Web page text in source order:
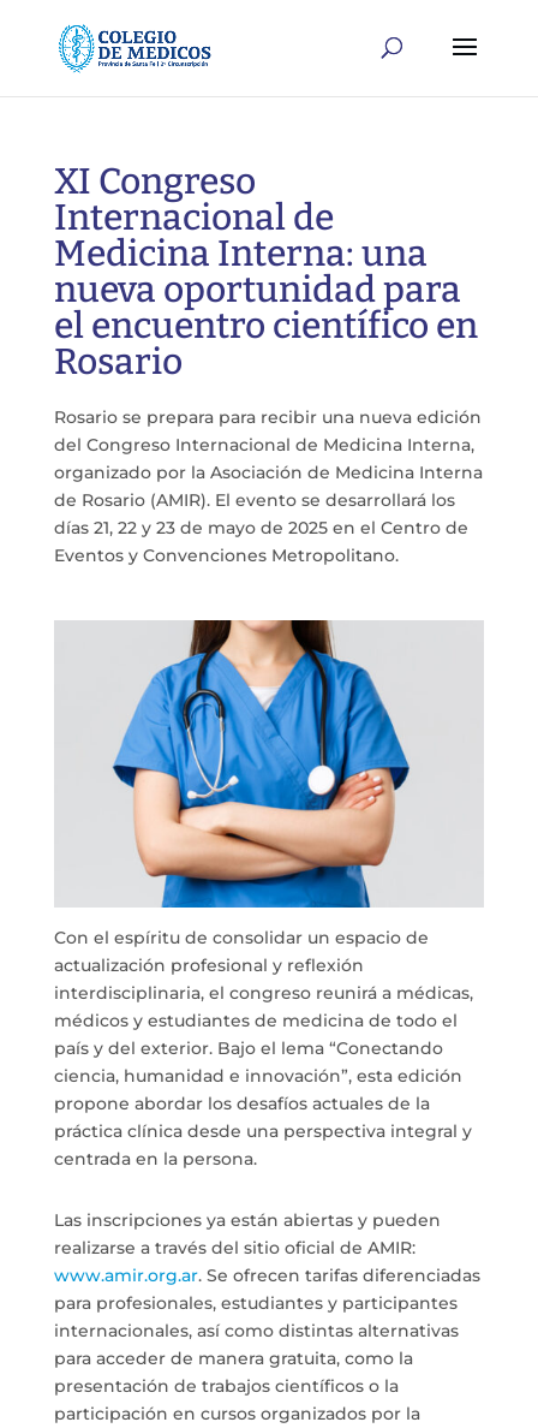
XI Congreso
Internacional de
Medicina Interna: una
nueva oportunidad para
el encuentro científico en
Rosario
Rosario se prepara para recibir una nueva edición
del Congreso Internacional de Medicina Interna,
organizado por la Asociación de Medicina Interna
de Rosario (AMIR). El evento se desarrollará los
días 21, 22 y 23 de mayo de 2025 en el Centro de
Eventos y Convenciones Metropolitano.
Con el espíritu de consolidar un espacio de
actualización profesional y reflexión
interdisciplinaria, el congreso reunirá a médicas,
médicos y estudiantes de medicina de todo el
país y del exterior. Bajo el lema “Conectando
ciencia, humanidad e innovación”, esta edición
propone abordar los desafíos actuales de la
práctica clínica desde una perspectiva integral y
centrada en la persona.
Las inscripciones ya están abiertas y pueden
realizarse a través del sitio oficial de AMIR:
www.amir.org.ar. Se ofrecen tarifas diferenciadas
para profesionales, estudiantes y participantes
internacionales, así como distintas alternativas
para acceder de manera gratuita, como la
presentación de trabajos científicos o la
participación en cursos organizados por la